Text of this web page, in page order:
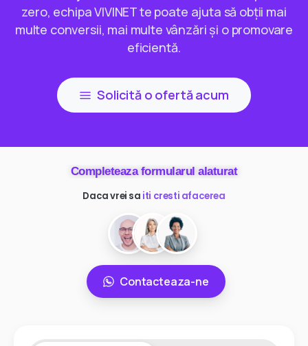
zero, echipa VIVINET te poate ajuta să obții mai
multe conversii, mai multe vânzări și o promovare
eficientă.
Solicită o ofertă acum
Completeaza formularul alaturat
Daca vrei sa ai mai multi clienti
Contacteaza-ne